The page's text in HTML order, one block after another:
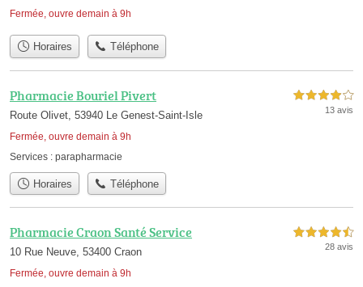
Fermée, ouvre demain à 9h
Horaires Téléphone
Pharmacie Bouriel Pivert
Route Olivet, 53940 Le Genest-Saint-Isle
Fermée, ouvre demain à 9h
4,0 étoiles sur 5
13 avis
Services : parapharmacie
Horaires Téléphone
Pharmacie Craon Santé Service
10 Rue Neuve, 53400 Craon
Fermée, ouvre demain à 9h
4,5 étoiles sur 5
28 avis